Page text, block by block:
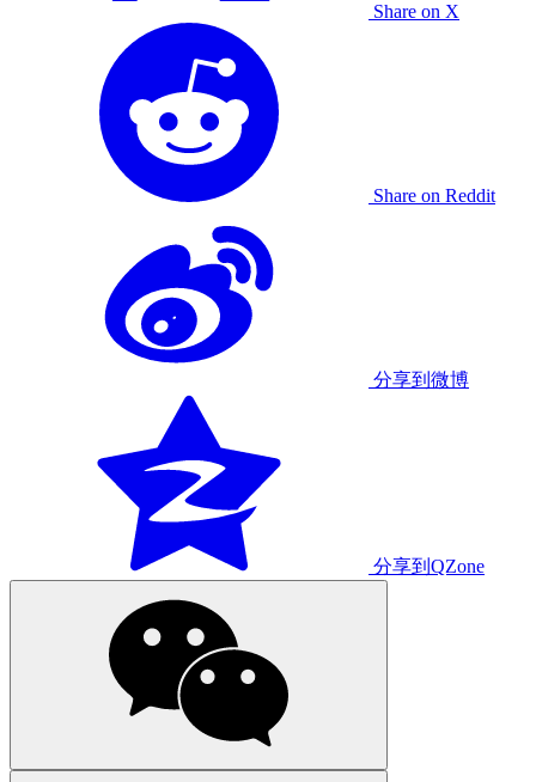
Share on X
Share on Reddit
分享到微博
分享到QZone